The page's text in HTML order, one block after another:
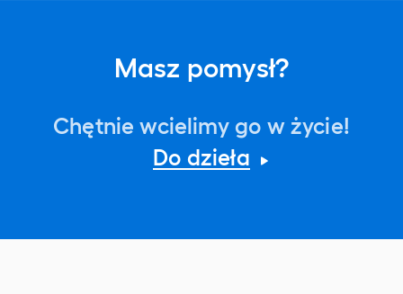
Masz pomysł?
Chętnie wcielimy go w życie!
Do dzieła